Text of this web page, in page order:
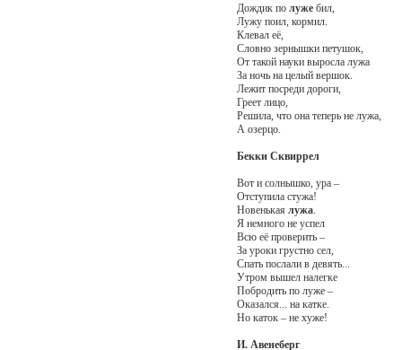
Дождик по лужебил,
Лужу поил, кормил.
Клевал её,
Словно зернышки петушок,
От такой науки выросла лужа
За ночь на целый вершок.
Лежит посреди дороги,
Греет лицо,
Решила, что она теперь не лужа,
А озерцо.
Бекки Сквиррел
Вот и солнышко, ура –
Отступила стужа!
Новенькая лужа.
Я немного не успел
Всю её проверить –
За уроки грустно сел,
Спать послали в девять...
Утром вышел налегке
Побродить по луже –
Оказался... на катке.
Но каток – не хуже!
И. Авенеберг